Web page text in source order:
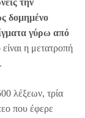
την
δομημένο
γύρω από
η μετατροπή
λέξεων, τρία
που έφερε